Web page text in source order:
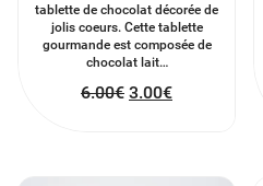
tablette de chocolat décorée de
jolis coeurs. Cette tablette
gourmande est composée de
chocolat lait…
6.00€ 3.00€